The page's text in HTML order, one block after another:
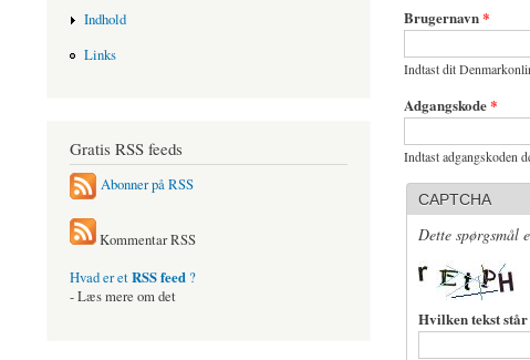
Brugernavn*
Indtast dit
Adgangskode*
Indtast adgangskoden
CAPTCHA
Dette spørgsmål
Hvilken tekst
Indhold
Links
Gratis RSS feeds
Abonner på RSS
Kommentar RSS
Hvad er etRSS feed ?
- Læs mere om det